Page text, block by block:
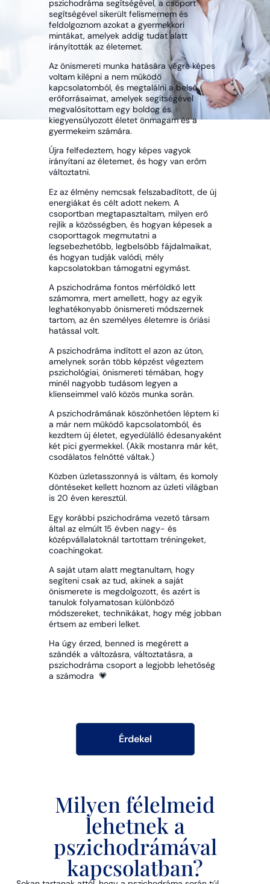
pszichodráma segítségével, a csoport
segítségével sikerült felismernem és
feldolgoznom azokat a gyermekkori
mintákat, amelyek addig tudat alatt
irányították az életemet.
Az önismereti munka hatására végre képes
voltam kilépni a nem működő
kapcsolatomból, és megtalálni a belső
erőforrásaimat, amelyek segítségével
megvalósítottam egy boldog és
kiegyensúlyozott életet önmagam és a
gyermekeim számára.
Újra felfedeztem, hogy képes vagyok
irányítani az életemet, és hogy van erőm
változtatni.
Ez az élmény nemcsak felszabadított, de új
energiákat és célt adott nekem. A
csoportban megtapasztaltam, milyen erő
rejlik a közösségben, és hogyan képesek a
csoporttagok megmutatni a
legsebezhetőbb, legbelsőbb fájdalmaikat,
és hogyan tudják valódi, mély
kapcsolatokban támogatni egymást.
A pszichodráma fontos mérföldkő lett
számomra, mert amellett, hogy az egyik
leghatékonyabb önismereti módszernek
tartom, az én személyes életemre is óriási
hatással volt.
A pszichodráma indított el azon az úton,
amelynek során több képzést végeztem
pszichológiai, önismereti témában, hogy
minél nagyobb tudásom legyen a
klienseimmel való közös munka során.
A pszichodrámának köszönhetően léptem ki
a már nem működő kapcsolatomból, és
kezdtem új életet, egyedülálló édesanyaként
két pici gyermekkel. (Akik mostanra már két,
csodálatos felnőtté váltak.)
Közben üzletasszonnyá is váltam, és komoly
döntéseket kellett hoznom az üzleti világban
is 20 éven keresztül.
Egy korábbi pszichodráma vezető társam
által az elmúlt 15 évben nagy- és
középvállalatoknál tartottam tréningeket,
coachingokat.
A saját utam alatt megtanultam, hogy
segíteni csak az tud, akinek a saját
önismerete is megdolgozott, és azért is
tanulok folyamatosan különböző
módszereket, technikákat, hogy még jobban
értsem az emberi lelket.
Ha úgy érzed, benned is megérett a
szándék a változásra, változtatásra, a
pszichodráma csoport a legjobb lehetőség
a számodra 💗
Érdekel
Milyen félelmeid
lehetnek a
pszichodrámával
kapcsolatban?